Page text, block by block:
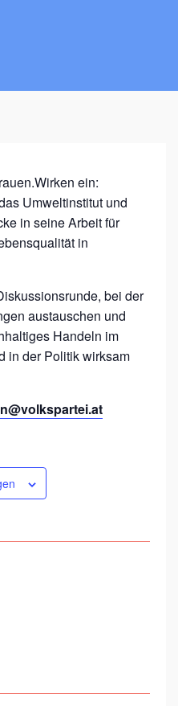
ein:
Umweltinstitut und
in seine Arbeit für
in
bei der
austauschen und
Handeln im
in der Politik wirksam